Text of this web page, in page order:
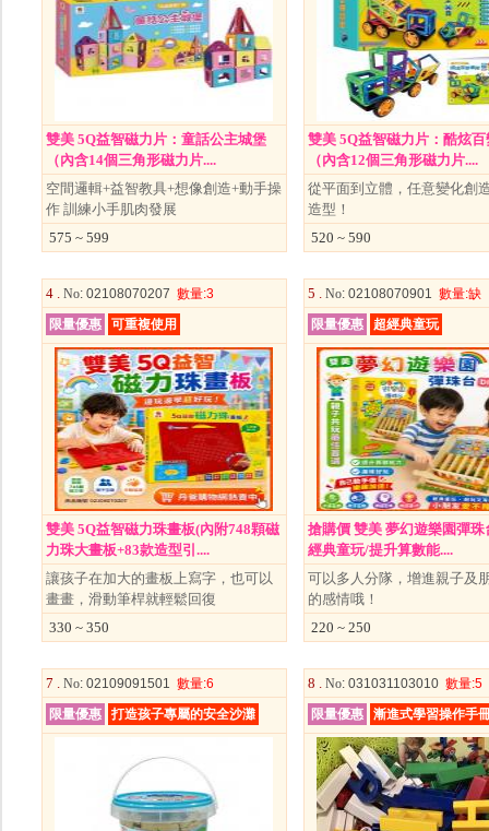
雙美 5Q益智磁力片：童話公主城堡
（內含14個三角形磁力片....
空間邏輯+益智教具+想像創造+動手操
作 訓練小手肌肉發展
575 ~ 599
雙美 5Q益智磁力片：酷炫百
（內含12個三角形磁力片....
從平面到立體，任意變化創
造型！
520 ~ 590
4 . No: 02108070207 數量:3
限量優惠
可重複使用
雙美 5Q益智磁力珠畫板(內附748顆磁
力珠大畫板+83款造型引....
讓孩子在加大的畫板上寫字，也可以
畫畫，滑動筆桿就輕鬆回復
330 ~ 350
5 . No: 02108070901 數量:缺
限量優惠
超經典童玩
搶購價 雙美 夢幻遊樂園彈珠
經典童玩/提升算數能....
可以多人分隊，增進親子及
的感情哦！
220 ~ 250
7 . No: 02109091501 數量:6
限量優惠
打造孩子專屬的安全沙灘
8 . No: 031031103010 數量:5
限量優惠
漸進式學習操作手